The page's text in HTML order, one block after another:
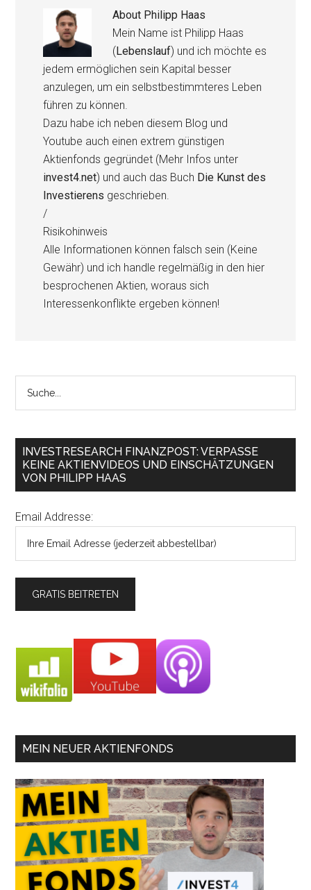
About Philipp Haas
Mein Name ist Philipp Haas
(Lebenslauf) und ich möchte es
jedem ermöglichen sein Kapital besser
anzulegen, um ein selbstbestimmteres Leben
führen zu können.
Dazu habe ich neben diesem Blog und
Youtube auch einen extrem günstigen
Aktienfonds gegründet (Mehr Infos unter
invest4.net) und auch das Buch Die Kunst des
Investierens geschrieben.
/
Risikohinweis
Alle Informationen können falsch sein (Keine
Gewähr) und ich handle regelmäßig in den hier
besprochenen Aktien, woraus sich
Interessenkonflikte ergeben können!
INVESTRESEARCH FINANZPOST: VERPASSE
KEINE AKTIENVIDEOS UND EINSCHÄTZUNGEN
VON PHILIPP HAAS
Email Addresse:
MEIN NEUER AKTIENFONDS